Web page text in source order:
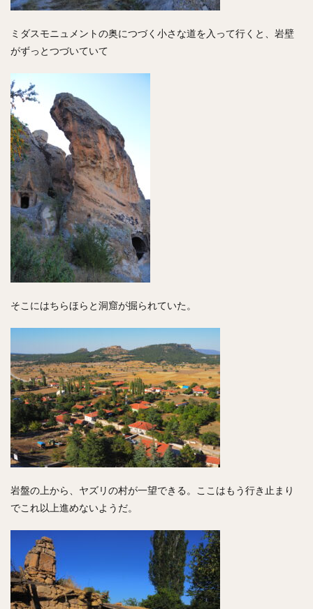
ミダスモニュメントの奥につづく小さな道を入って行くと、岩壁
がずっとつづいていて
そこにはちらほらと洞窟が掘られていた。
岩盤の上から、ヤズリの村が一望できる。ここはもう行き止まり
でこれ以上進めないようだ。